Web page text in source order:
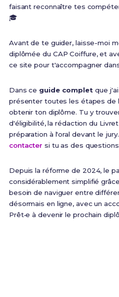
faisant reconnaître tes
🎓
Avant de te guider, laisse-moi
diplômée du CAP Coiffure, et
ce site pour t'accompagner
Dans ce guide complet que
présenter toutes les étapes de
obtenir ton diplôme. Tu y
d'éligibilité, la rédaction du
préparation à l'oral devant le
contacter si tu as des questions
Depuis la réforme de 2024, le
considérablement simplifié
besoin de naviguer entre
désormais en ligne, avec un
Prêt•e à devenir le prochain